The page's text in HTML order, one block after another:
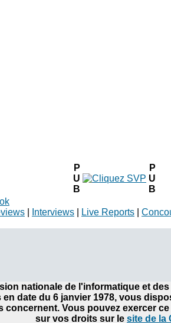
P
U
B
P
U
B
Interviews Live Reports
nationale de l'informatique et
date du 6 janvier 1978, vous
Vous pouvez exercer
sur vos droits sur le site de la